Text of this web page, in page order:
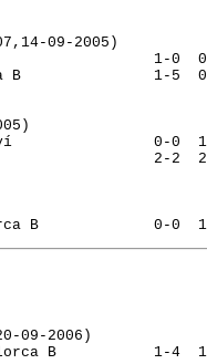
09-2005)
1-0
B               1-5
0-0
2-2
B             0-0
09-2006)
B           1-4